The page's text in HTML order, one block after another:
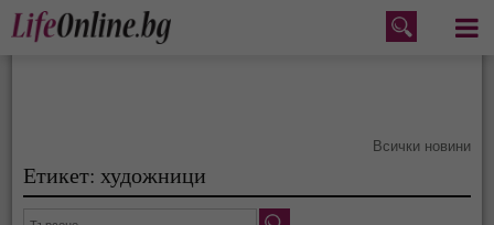
Меню
Всички новини
Етикет: художници